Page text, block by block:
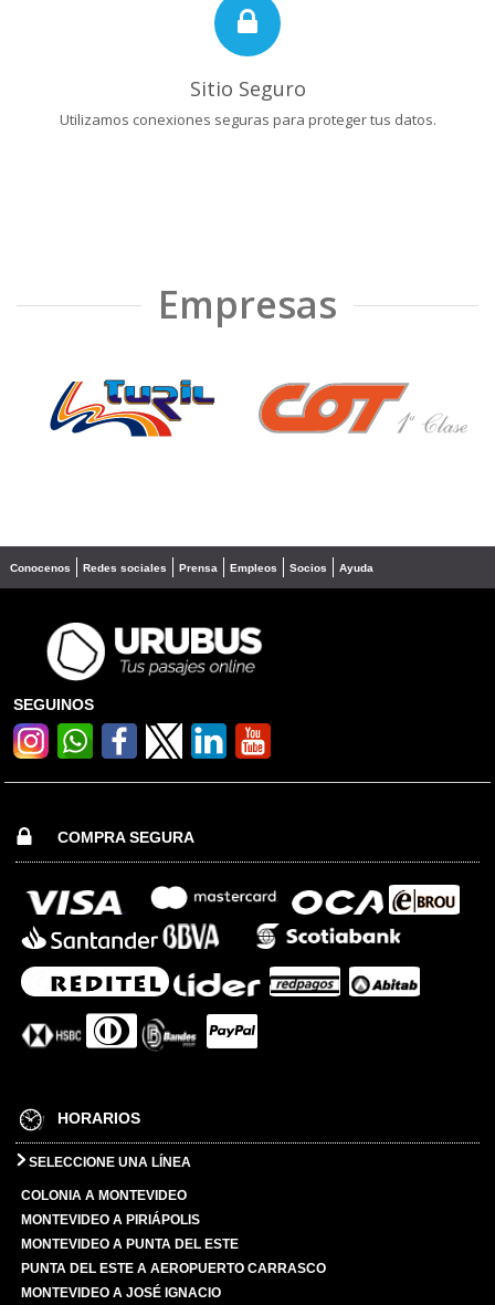
Sitio Seguro
Utilizamos conexiones seguras para proteger tus datos.
Empresas
❮ ❯
Conocenos Redes sociales Prensa Empleos Socios Ayuda
SEGUINOS
COMPRA SEGURA
HORARIOS
SELECCIONE UNA LÍNEA
COLONIA A MONTEVIDEO
MONTEVIDEO A PIRIÁPOLIS
MONTEVIDEO A PUNTA DEL ESTE
PUNTA DEL ESTE A AEROPUERTO CARRASCO
MONTEVIDEO A JOSÉ IGNACIO